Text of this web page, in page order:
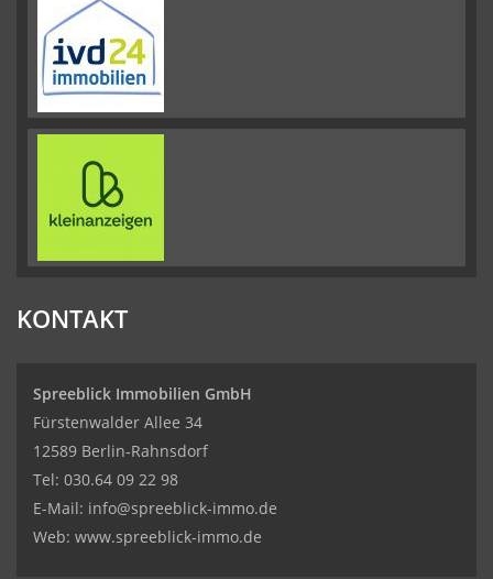
KONTAKT
Spreeblick Immobilien GmbH
Fürstenwalder Allee 34
12589 Berlin-Rahnsdorf
Tel: 030.64 09 22 98
E-Mail: info@spreeblick-immo.de
Web: www.spreeblick-immo.de